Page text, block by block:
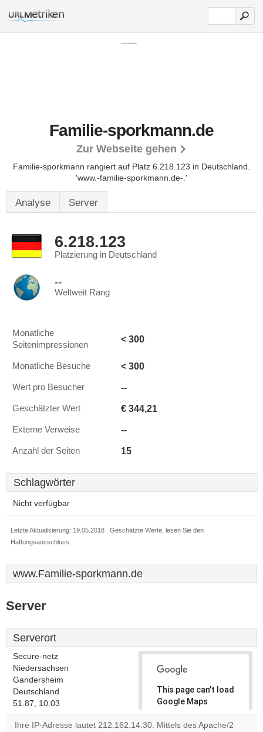
Familie-sporkmann.de
Zur Webseite gehen
Familie-sporkmann rangiert auf Platz 6.218.123 in Deutschland.
'www.-familie-sporkmann.de-.'
Analyse Server
6.218.123
Platzierung in Deutschland
--
Weltweit Rang
Monatliche
Seitenimpressionen
< 300
Monatliche Besuche < 300
Wert pro Besucher --
Geschätzter Wert € 344,21
Externe Verweise --
Anzahl der Seiten 15
Schlagwörter
Nicht verfügbar
Letzte Aktualisierung: 19.05.2018 . Geschätzte Werte, lesen Sie den
Haftungsausschluss.
www.Familie-sporkmann.de
Server
Serverort
Secure-netz
Niedersachsen
Gandersheim
Deutschland
51.87, 10.03
This page can't load
Google Maps
correctly.
Ihre IP-Adresse lautet 212.162.14.30. Mittels des Apache/2